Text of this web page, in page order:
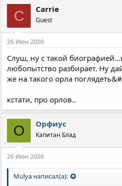
C Carrie
Guest
26 Июн 2009
Слуш, ну с такой
любопытство разбирает. Ну
же на такого орла
кстати, про орлов..
О Орфиус
Капитан Блад
26 Июн 2009
Mulya написал(а):